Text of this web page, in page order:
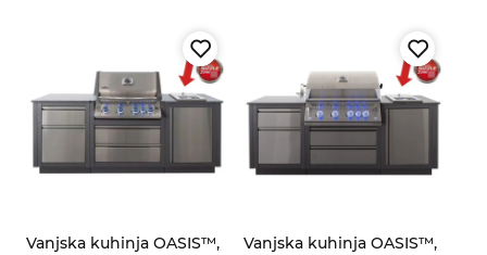
Vanjska kuhinja OASIS™,
Vanjska kuhinja OASIS™,